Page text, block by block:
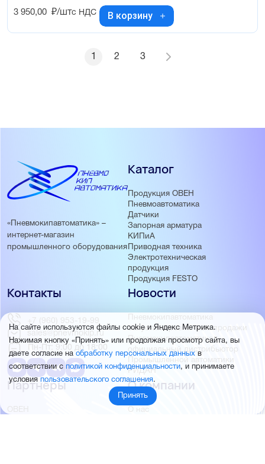
3 950,00 ₽/штс НДС В корзину
1 2 3
«Пневмокипавтоматика» –
интернет-магазин
промышленного оборудования
Каталог
Продукция ОВЕН
Пневмоавтоматика
Датчики
Запорная арматура
КИПиА
Приводная техника
Электротехническая
продукция
Продукция FESTO
Новости
Пневмокипавтоматика
запустила розничные продажи
Пневмокипавтоматика –
официальный дистрибьютор
Промышленной автоматики
РИДАН
Партнёры
ОВЕН
О компании
О нас
Контакты
+7 (960) 953-19-99
sales@pnevmokip.ru
Пн-Пт: 9:00 до 18:00
На сайте используются файлы cookie и Яндекс Метрика.
Нажимая кнопку «Принять» или продолжая просмотр сайта, вы
даете согласие наобработку персональных данных в
соответствии с политикой конфиденциальности, и принимаете
условия пользовательского соглашения.
Принять